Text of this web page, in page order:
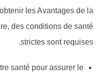
les Avantages de la
des conditions de santé
strictes sont requises.
santé pour assurer le